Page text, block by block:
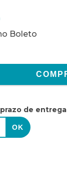
Boleto
de entrega